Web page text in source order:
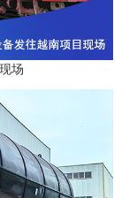
场